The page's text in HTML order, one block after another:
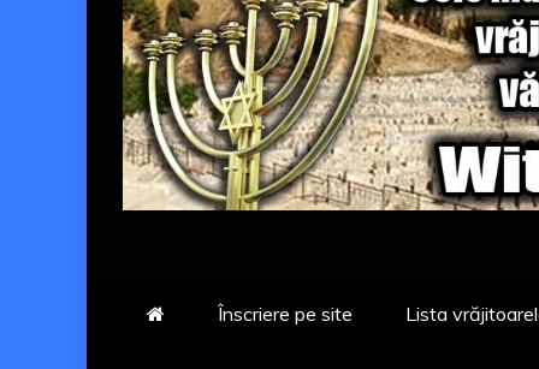
Înscriere pe site Lista